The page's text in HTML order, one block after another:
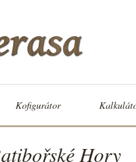
Kofigurátor
Hory